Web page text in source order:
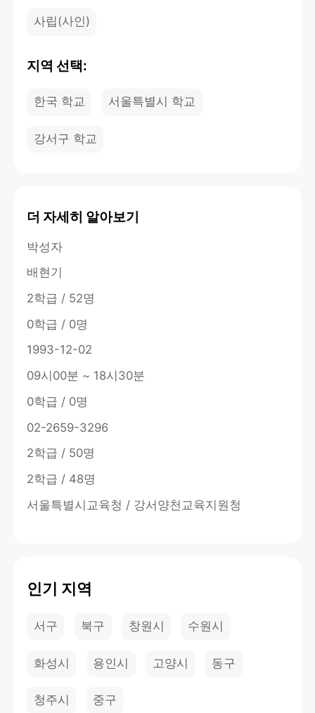
사립(사인)
지역 선택:
한국 학교 서울특별시 학교
강서구 학교
더 자세히 알아보기
박성자
배현기
2학급 / 52명
0학급 / 0명
1993-12-02
09시00분 ~ 18시30분
0학급 / 0명
02-2659-3296
2학급 / 50명
2학급 / 48명
서울특별시교육청 / 강서양천교육지원청
인기 지역
서구 북구 창원시 수원시
화성시 용인시 고양시 동구
청주시 중구